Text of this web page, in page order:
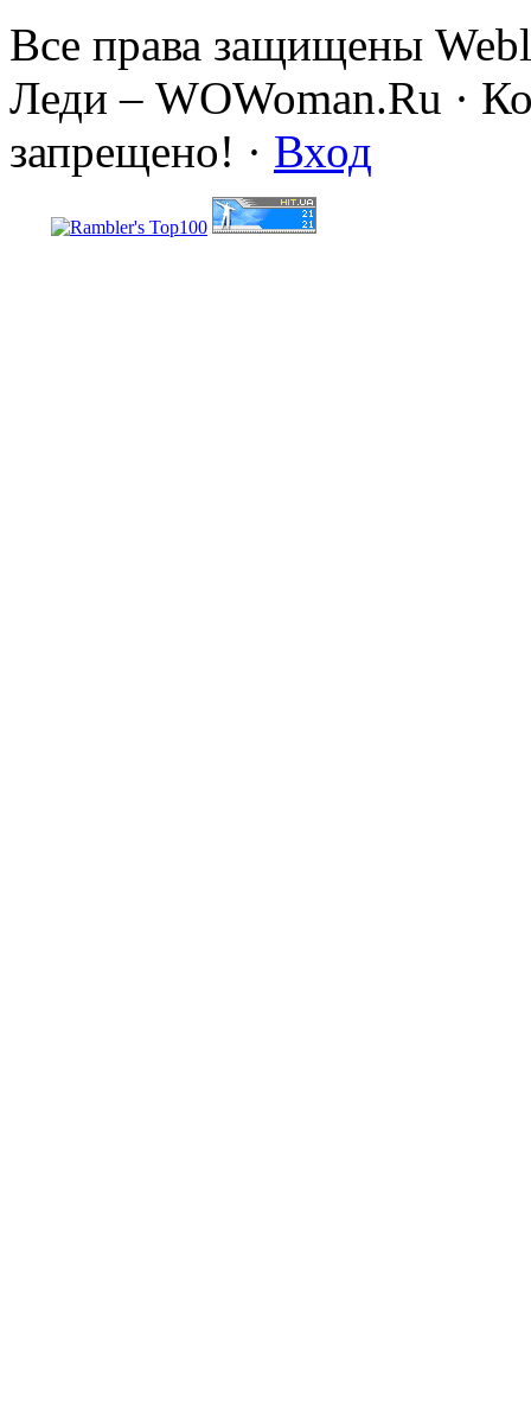
Все права защищены
Леди – WOWoman.Ru ·
запрещено! · Вход